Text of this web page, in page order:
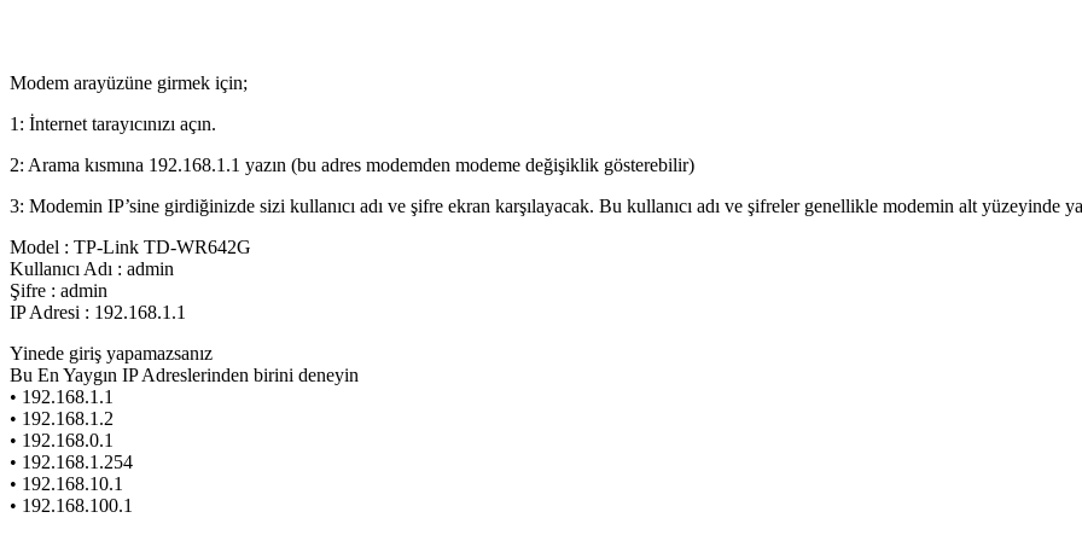
Modem arayüzüne girmek için;
1: İnternet tarayıcınızı açın.
2: Arama kısmına 192.168.1.1 yazın (bu adres modemden modeme değişiklik gösterebilir)
3: Modemin IP’sine girdiğinizde sizi kullanıcı adı ve şifre ekran karşılayacak. Bu kullanıcı adı ve şifreler genellikle modemin alt yüzeyinde
Model : TP-Link TD-WR642G
Kullanıcı Adı : admin
Şifre : admin
IP Adresi : 192.168.1.1
Yinede giriş yapamazsanız
Bu En Yaygın IP Adreslerinden birini deneyin
• 192.168.1.1
• 192.168.1.2
• 192.168.0.1
• 192.168.1.254
• 192.168.10.1
• 192.168.100.1